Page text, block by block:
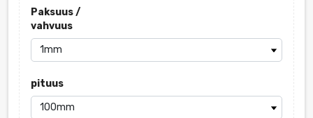
Paksuus /
vahvuus
pituus